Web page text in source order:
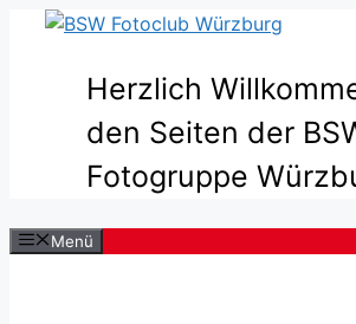
Zum
Herzlich
den Seiten der
Fotogruppe
Menü